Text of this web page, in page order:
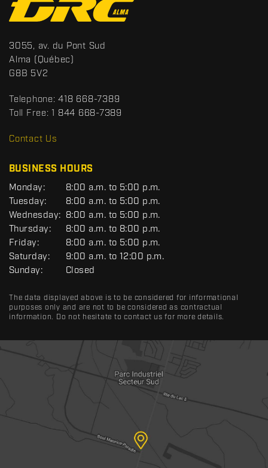
o
n
t
a
c
t
S
p
o
t
s
R
3055, av. du Pont Sud
Alma (Québec)
G8B 5V2
Telephone: 418 668-7389
Toll Free: 1 844 668-7389
Contact Us
BUSINESS HOURS
G
E
N
E
R
A
L
Monday:
8:00 a.m. to 5:00 p.m.
Tuesday:
8:00 a.m. to 5:00 p.m.
Wednesday: 8:00 a.m. to 5:00 p.m.
Thursday:
8:00 a.m. to 8:00 p.m.
Friday:
8:00 a.m. to 5:00 p.m.
Saturday:
9:00 a.m. to 12:00 p.m.
Sunday:
Closed
The data displayed above is to be considered for informational
purposes only and are not to be considered as contractual
information. Do not hesitate to contact us for more details.